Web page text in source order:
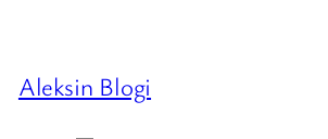
Aleksin Blogi